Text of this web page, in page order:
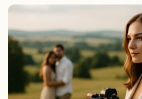
svatby v Brně.